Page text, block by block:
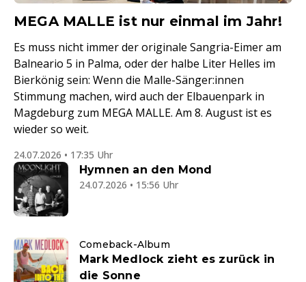
MEGA MALLE ist nur einmal im Jahr!
Es muss nicht immer der originale Sangria-Eimer am
Balneario 5 in Palma, oder der halbe Liter Helles im
Bierkönig sein: Wenn die Malle-Sänger:innen
Stimmung machen, wird auch der Elbauenpark in
Magdeburg zum MEGA MALLE. Am 8. August ist es
wieder so weit.
24.07.2026 • 17:35 Uhr
Hymnen an den Mond
24.07.2026 • 15:56 Uhr
Comeback-Album
Mark Medlock zieht es zurück in
die Sonne